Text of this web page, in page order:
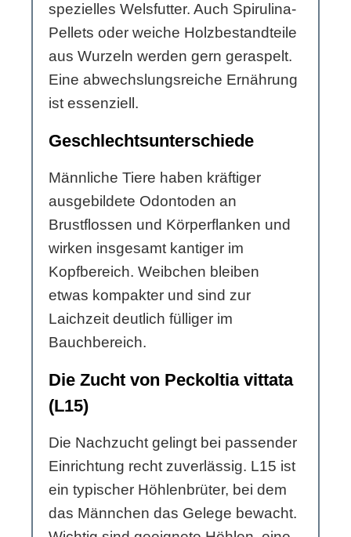
spezielles Welsfutter. Auch Spirulina-
Pellets oder weiche Holzbestandteile
aus Wurzeln werden gern geraspelt.
Eine abwechslungsreiche Ernährung
ist essenziell.
Geschlechtsunterschiede
Männliche Tiere haben kräftiger
ausgebildete Odontoden an
Brustflossen und Körperflanken und
wirken insgesamt kantiger im
Kopfbereich. Weibchen bleiben
etwas kompakter und sind zur
Laichzeit deutlich fülliger im
Bauchbereich.
Die Zucht von Peckoltia vittata
(L15)
Die Nachzucht gelingt bei passender
Einrichtung recht zuverlässig. L15 ist
ein typischer Höhlenbrüter, bei dem
das Männchen das Gelege bewacht.